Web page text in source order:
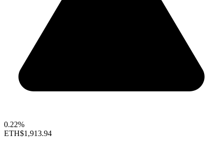
0.22%
ETH$1,913.94